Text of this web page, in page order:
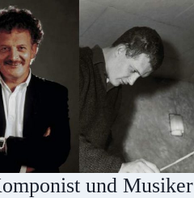
und Musiker